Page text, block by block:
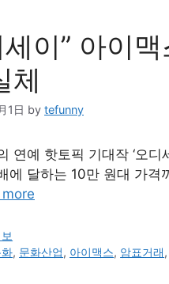
세이” 아이
체
1日 by tefunny
연예 핫토픽 기대작 ‘오
에 달하는 10만 원대 가격
, 문화산업, 아이맥스, 암표거래,